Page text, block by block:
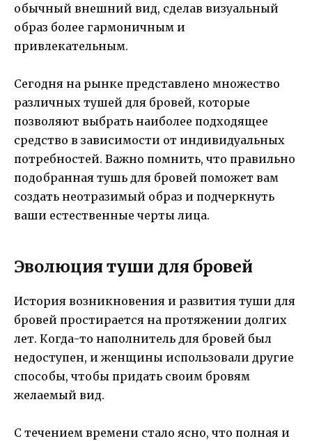
обычный внешний вид, сделав визуальный
образ более гармоничным и
привлекательным.
Сегодня на рынке представлено множество
различных тушей для бровей, которые
позволяют выбрать наиболее подходящее
средство в зависимости от индивидуальных
потребностей. Важно помнить, что правильно
подобранная тушь для бровей поможет вам
создать неотразимый образ и подчеркнуть
ваши естественные черты лица.
Эволюция туши для бровей
История возникновения и развития туши для
бровей простирается на протяжении долгих
лет. Когда-то наполнитель для бровей был
недоступен, и женщины использовали другие
способы, чтобы придать своим бровям
желаемый вид.
С течением времени стало ясно, что полная и